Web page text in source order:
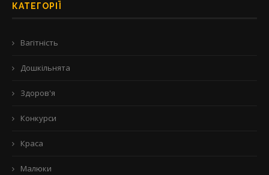
КАТЕГОРІЇ
Вагітність
Дошкільнята
Здоров'я
Конкурси
Краса
Малюки